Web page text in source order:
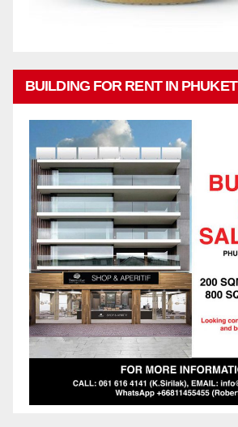
BUILDING FOR RENT IN PHUKET